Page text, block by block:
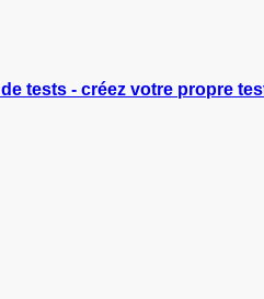
tests - créez votre propre